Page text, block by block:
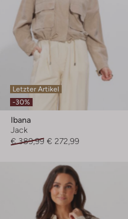
Letzter Artikel
-30%
Ibana
Jack
€ 389,99 € 272,99